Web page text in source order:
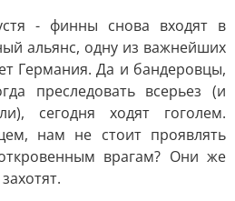
- финны снова входят в
альянс, одну из важнейших
Германия. Да и бандеровцы,
преследовать всерьез (и
сегодня ходят гоголем.
нам не стоит проявлять
врагам? Они же